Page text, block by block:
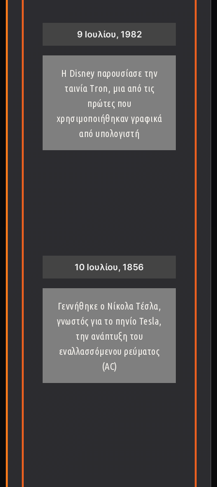
9 Ιουλίου, 1982
Η Disney παρουσίασε την
ταινία Τron, μια από τις
πρώτες που
χρησιμοποιήθηκαν γραφικά
από υπολογιστή
10 Ιουλίου, 1856
Γεννήθηκε ο Νίκολα Τέσλα,
γνωστός για το πηνίο Tesla,
την ανάπτυξη του
εναλλασσόμενου ρεύματος
(AC)